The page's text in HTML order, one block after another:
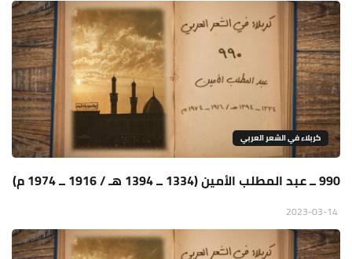
كربلاء في الشعر العربي
990 ــ عبد المطلب الأمين (1334 ــ 1394 هـ / 1916 ــ 1974 م)